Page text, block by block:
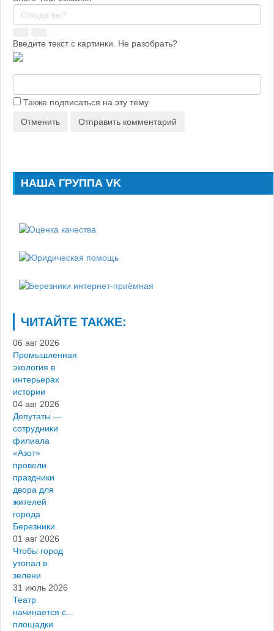
Введите текст с картинки. Не разобрать?
Также подписаться на эту тему
Отменить
Отправить комментарий
НАША ГРУППА VK
ЧИТАЙТЕ ТАКЖЕ:
06 авг 2026
Промышленная
экология в
интерьерах
истории
04 авг 2026
Депутаты —
сотрудники
филиала
«Азот»
провели
праздники
двора для
жителей
города
Березники
01 авг 2026
Чтобы город
утопал в
зелени
31 июль 2026
Театр
начинается с…
площадки